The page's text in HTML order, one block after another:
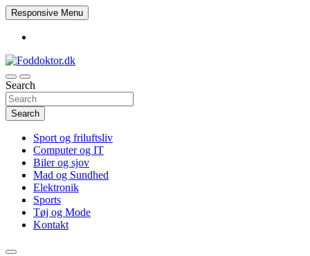
Skip
to
content
Responsive Menu
Foddoktor.dk
Search
Search
Sport og friluftsliv
Computer og IT
Biler og sjov
Mad og Sundhed
Elektronik
Sports
Tøj og Mode
Kontakt